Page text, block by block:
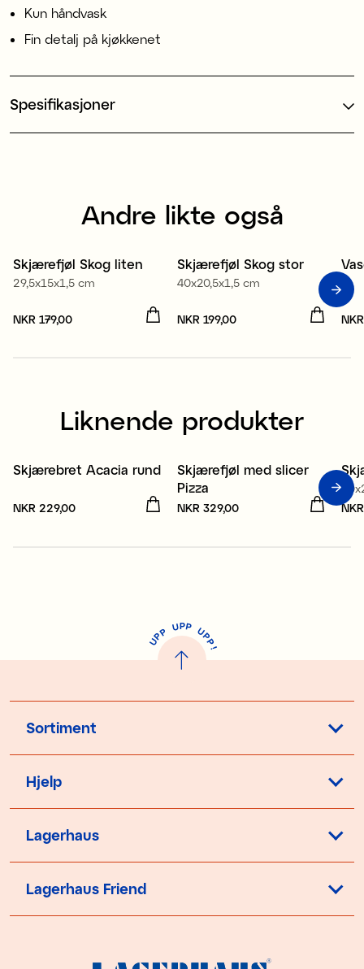
Kun håndvask
Fin detalj på kjøkkenet
Spesifikasjoner
Andre likte også
Skjærefjøl Skog liten
29,5x15x1,5 cm
Pris :NKR 179,00
NKR 179,00
Skjærefjøl Skog stor
40x20,5x1,5 cm
Pris :NKR 199,00
NKR 199,00
Liknende produkter
Skjærebret Acacia rund
Pris :NKR 229,00
NKR 229,00
Skjærefjøl med slicer
Pizza
Pris :NKR 329,00
NKR 329,00
U
P
P UPP UP
P
!
Sortiment
Hjelp
Lagerhaus
Lagerhaus Friend